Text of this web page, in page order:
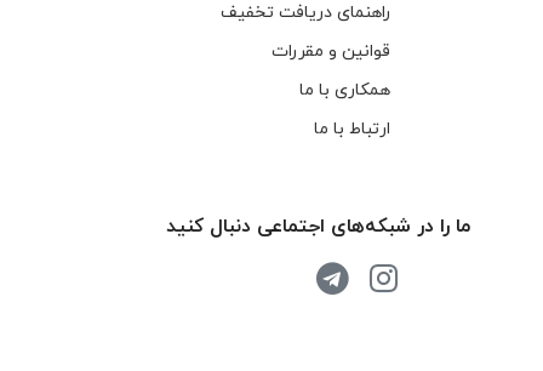
راهنمای دریافت تخفیف
قوانین و مقررات
همکاری با ما
ارتباط با ما
ما را در شبکه‌های اجتماعی دنبال کنید